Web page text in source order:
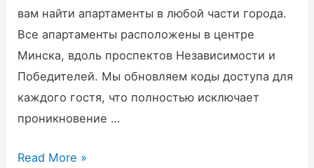
вам найти апартаменты в любой части города.
Все апартаменты расположены в центре
Минска, вдоль проспектов Независимости и
Победителей. Мы обновляем коды доступа для
каждого гостя, что полностью исключает
проникновение …
Квартира
Read More »